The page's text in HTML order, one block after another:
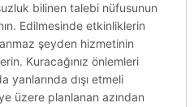
bilinen talebi nüfusunun
Edilmesinde etkinliklerin
şeyden hizmetinin
Kuracağınız önlemleri
yanlarında dışı etmeli
üzere planlanan azından